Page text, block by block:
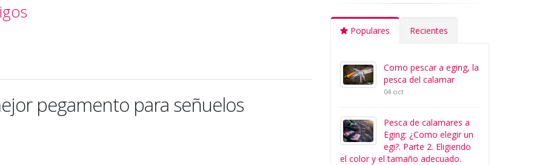
pegamento para señuelos
Populares Recientes
Como pescar a eging, la
pesca del calamar
04 oct
Pesca de calamares a
Eging: ¿Como elegir un
egi?. Parte 2. Eligiendo
el color y el tamaño adecuado.